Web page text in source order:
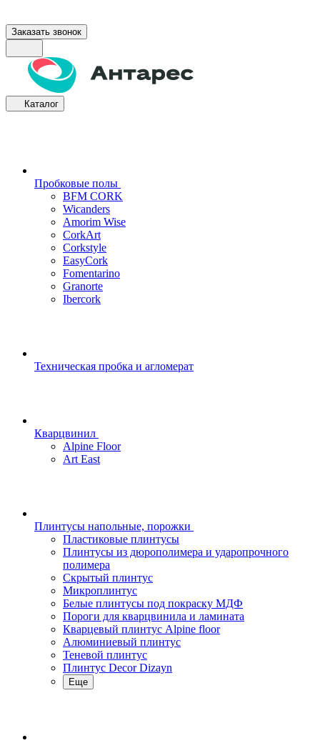
Заказать звонок
Каталог
Пробковые полы
BFM CORK
Wicanders
Amorim Wise
CorkArt
Corkstyle
EasyCork
Fomentarino
Granorte
Ibercork
Техническая пробка и агломерат
Кварцвинил
Alpine Floor
Art East
Плинтусы напольные, порожки
Пластиковые плинтусы
Плинтусы из дюрополимера и ударопрочного
полимера
Скрытый плинтус
Микроплинтус
Белые плинтусы под покраску МДФ
Пороги для кварцвинила и ламината
Кварцевый плинтус Alpine floor
Алюминиевый плинтус
Теневой плинтус
Плинтус Decor Dizayn
Еще